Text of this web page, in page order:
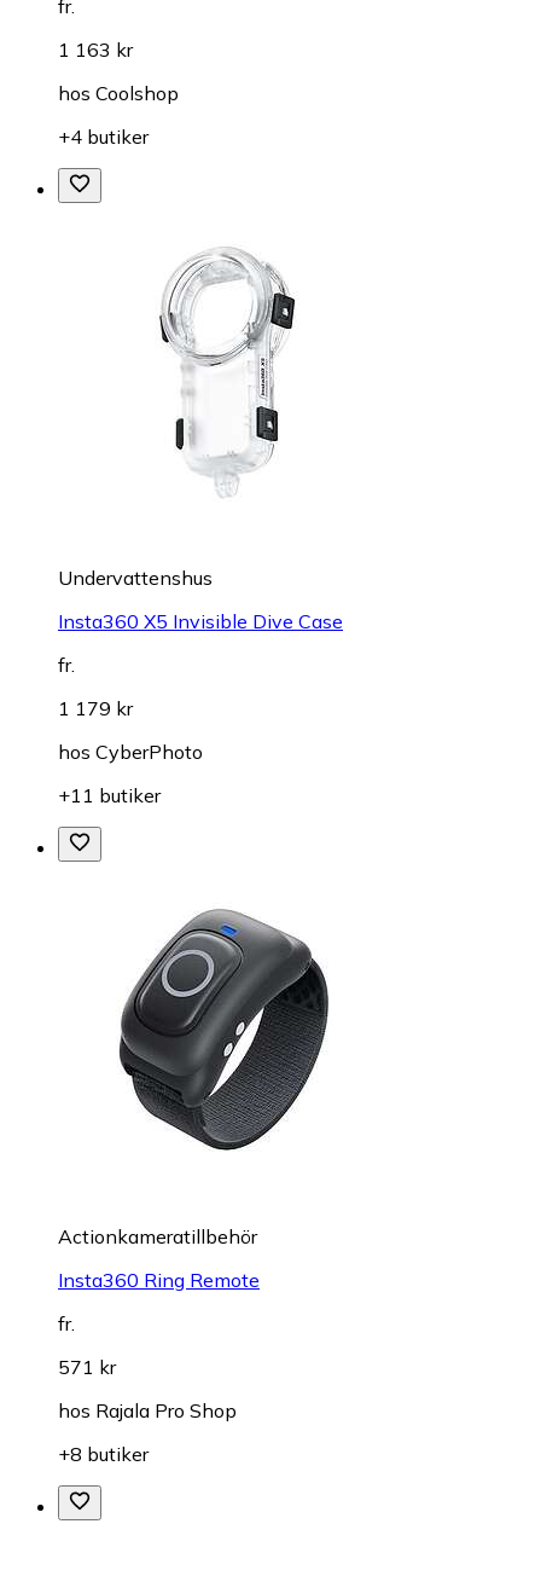
fr.
1 163 kr
hos Coolshop
+4 butiker
Undervattenshus
Insta360 X5 Invisible Dive Case
fr.
1 179 kr
hos CyberPhoto
+11 butiker
Actionkameratillbehör
Insta360 Ring Remote
fr.
571 kr
hos Rajala Pro Shop
+8 butiker